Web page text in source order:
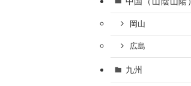
岡山
広島
九州